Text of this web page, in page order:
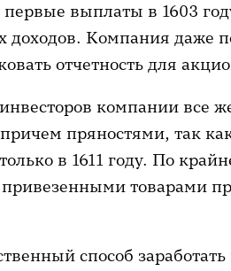
выплаты в 1603
Компания даже
отчетность для
компании все
пряностями, так
в 1611 году. По
товарами
способ